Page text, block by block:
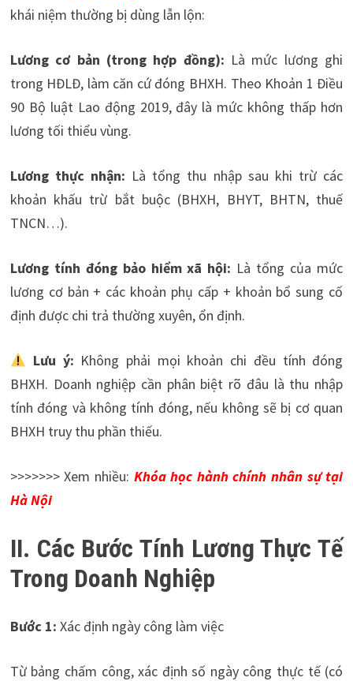
khái niệm thường bị dùng lẫn lộn:
Lương cơ bản (trong hợp đồng): Là mức lương ghi
trong HĐLĐ, làm căn cứ đóng BHXH. Theo Khoản 1 Điều
90 Bộ luật Lao động 2019, đây là mức không thấp hơn
lương tối thiểu vùng.
Lương thực nhận: Là tổng thu nhập sau khi trừ các
khoản khấu trừ bắt buộc (BHXH, BHYT, BHTN, thuế
TNCN…).
Lương tính đóng bảo hiểm xã hội: Là tổng của mức
lương cơ bản + các khoản phụ cấp + khoản bổ sung cố
định được chi trả thường xuyên, ổn định.
Lưu ý: Không phải mọi khoản chi đều tính đóng
BHXH. Doanh nghiệp cần phân biệt rõ đâu là thu nhập
tính đóng và không tính đóng, nếu không sẽ bị cơ quan
BHXH truy thu phần thiếu.
>>>>>>> Xem nhiều: Khóa học hành chính nhân sự tại
Hà Nội
II. Các Bước Tính Lương Thực Tế
Trong Doanh Nghiệp
Bước 1: Xác định ngày công làm việc
Từ bảng chấm công, xác định số ngày công thực tế (có